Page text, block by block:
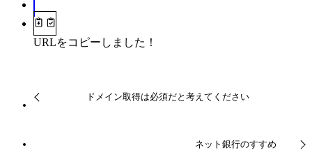
URLをコピーしました！
ドメイン取得は必須だと考えてください
ネット銀行のすすめ